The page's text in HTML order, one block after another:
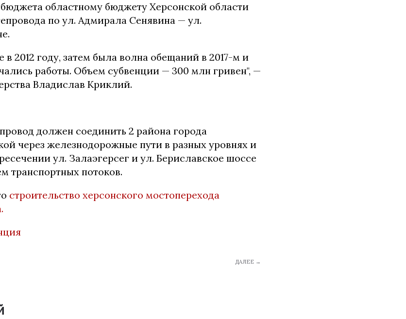
бюджета областному бюджету Херсонской области
по ул. Адмирала Сенявина — ул.
2012 году, затем была волна обещаний в 2017-м и
работы. Объем субвенции — 300 млн гривен", —
Владислав Криклий.
должен соединить 2 района города
через железнодорожные пути в разных уровнях и
ул. Залаэгерсег и ул. Бериславское шоссе
транспортных потоков.
строительство херсонского мостоперехода
ДАЛЕЕ →